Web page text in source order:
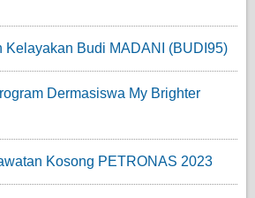
Kelayakan Budi MADANI (BUDI95)
Dermasiswa My Brighter
Kosong PETRONAS 2023